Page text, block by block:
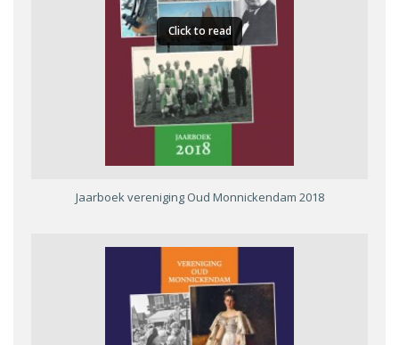
Click to read
Jaarboek vereniging Oud Monnickendam 2018